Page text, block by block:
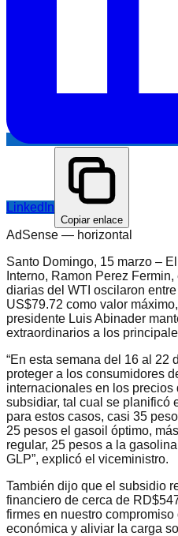
LinkedIn
Copiar enlace
AdSense — horizontal
Santo Domingo, 15 marzo –
Interno, Ramon Perez
diarias del WTI oscilaron
US$79.72 como valor
presidente Luis Abinader
extraordinarios a los
“En esta semana del 16 al 22
proteger a los consumidores
internacionales en los
subsidiar, tal cual se planificó
para estos casos, casi 35
25 pesos el gasoil óptimo,
regular, 25 pesos a la
GLP”, explicó el viceministro.
También dijo que el subsidio
financiero de cerca de
firmes en nuestro
económica y aliviar la carga